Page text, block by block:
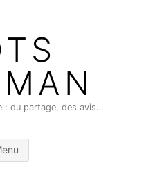
: du partage, des avis…